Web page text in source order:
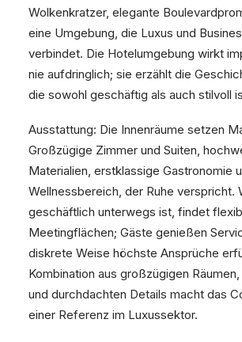
Wolkenkratzer, elegante
eine Umgebung, die Luxus und
verbindet. Die Hotelumgebung wirkt
nie aufdringlich; sie erzählt die
die sowohl geschäftig als auch stilvoll
Ausstattung: Die Innenräume setzen
Großzügige Zimmer und Suiten,
Materialien, erstklassige Gastronomie
Wellnessbereich, der Ruhe verspricht.
geschäftlich unterwegs ist, findet
Meetingflächen; Gäste genießen
diskrete Weise höchste Ansprüche
Kombination aus großzügigen
und durchdachten Details macht das
einer Referenz im Luxussektor.